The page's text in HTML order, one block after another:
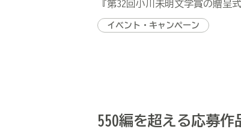
『第32回小川未明文学賞の贈呈式
イベント・キャンペーン
550編を超える応募